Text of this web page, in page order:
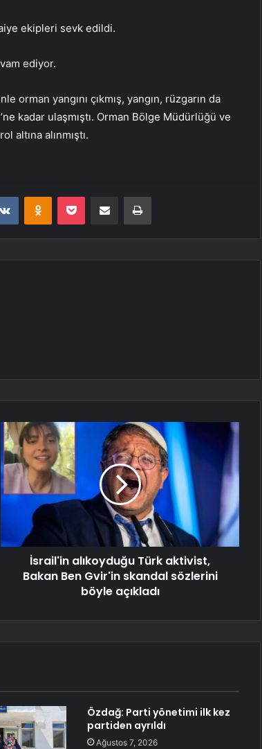
ekipleri sevk edildi.
ediyor.
orman yangını çıkmış, yangın, rüzgarın da
kadar ulaşmıştı. Orman Bölge Müdürlüğü ve
altına alınmıştı.
VKontakteOdnoklassniki
Pocket E-Posta ile paylaş Yazdır
İsrail'in alıkoyduğu Türk aktivist,
Bakan Ben Gvir'in skandal sözlerini
böyle açıkladı
Özdağ: Parti yönetimi ilk kez
partiden ayrıldı
Ağustos 7, 2026